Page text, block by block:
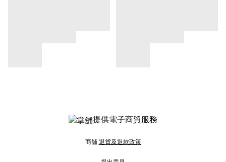
提供電子商貿服務
商舖 退貨及退款政策